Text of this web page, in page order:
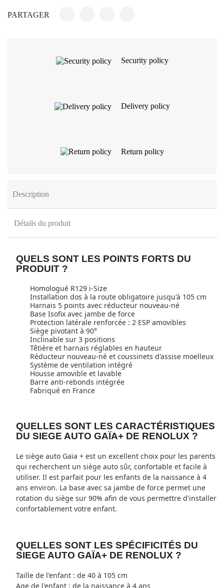
PARTAGER
Security policy
Delivery policy
Return policy
Description
Détails du produit
QUELS SONT LES POINTS FORTS DU
PRODUIT ?
Homologué R129 i-Size
Installation dos à la route obligatoire jusqu'à 105 cm
Harnais 5 points avec réducteur nouveau-né
Base Isofix avec jambe de force
Protection latérale renforcée : 2 ESP amovibles
Siège pivotant à 90°
Inclinable sur 3 positions
Têtière et harnais réglables en hauteur
Réducteur nouveau-né et coussinets d'assise moelleux
Système de ventilation intégré
Housse amovible et lavable
Barre anti-rebonds intégrée
Fabriqué en France
QUELLES SONT LES CARACTÉRISTIQUES
DU SIEGE AUTO GAÏA+ DE RENOLUX ?
Le siège auto Gaïa + est un excellent choix pour les parents
qui recherchent un siège auto sûr, confortable et facile à
utiliser. Il est parfait pour les enfants de la naissance à 4
ans environ. La base avec sa jambe de force permet une
rotation du siège sur 90% afin de vous permettre d'installer
confortablement votre enfant.
QUELLES SONT LES SPÉCIFICITÉS DU
SIEGE AUTO GAÏA+ DE RENOLUX ?
Taille de l'enfant : de 40 à 105 cm
Age de l'enfant : de la naissance à 4 ans